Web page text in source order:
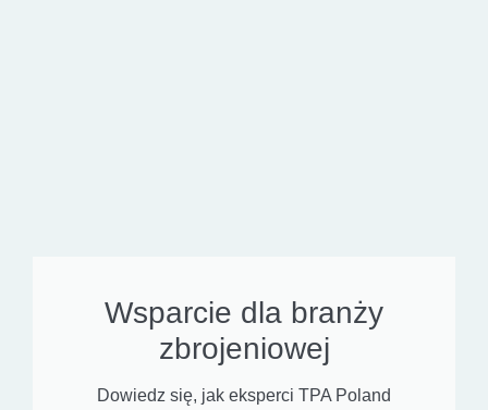
Wsparcie dla branży
zbrojeniowej
Dowiedz się, jak eksperci TPA Poland